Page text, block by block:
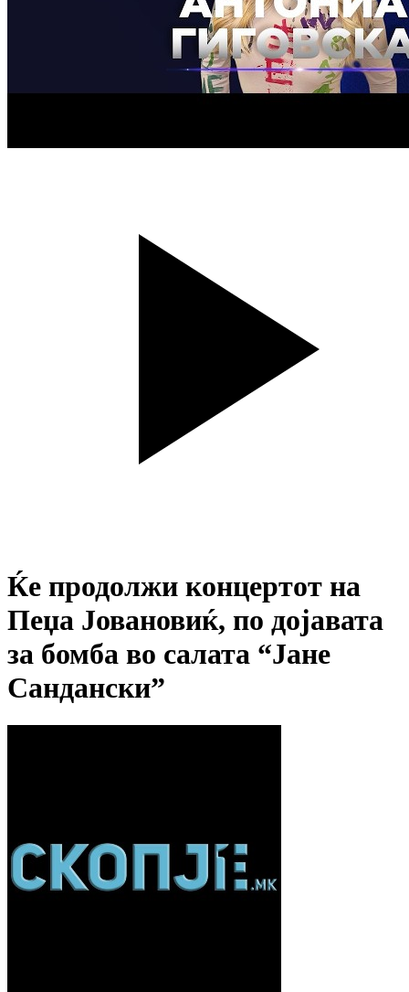
Ќе продолжи концертот на
Пеџа Јовановиќ, по дојавата
за бомба во салата “Јане
Сандански”